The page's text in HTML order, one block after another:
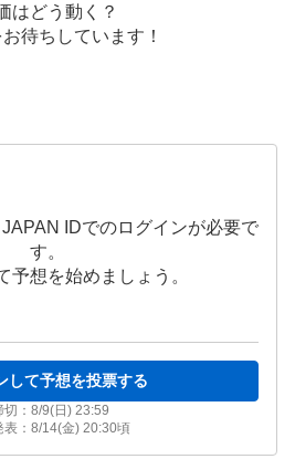
はどう動く？
待ちしています！
IDでのログインが必要で
す。
予想を始めましょう。
して予想を投票する
： 8/9(日) 23:59
： 8/14(金) 20:30頃